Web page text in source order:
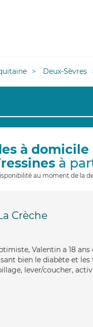
Deux-Sèvres
à domicile
à
au moment de la
Crèche
Valentin a 18
bien le diabète et
lever/coucher,